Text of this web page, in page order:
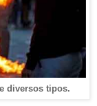
diversos tipos.